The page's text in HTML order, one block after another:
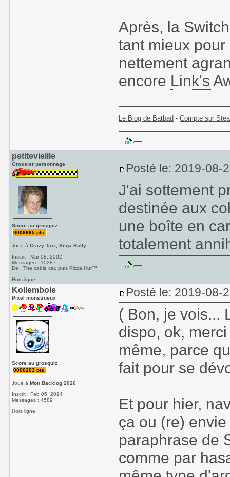
Après, la
tant mieux
nettement
encore Link's
Le Blog de Batbad -Compte sur
petitevieille
Grossier personnage
Score au grosquiz
0008865 pts.
Joue àCrazy Taxi, Sega Rally
Inscrit : Mar 08, 2002
Messages : 10287
De : The cable car, puis Pizza Hut™.
Hors ligne
Posté le: 2019-08-
J'ai sottement
destinée aux
une boîte en
totalement
Kollembole
Pixel monstrueux
Score au grosquiz
0000203 pts.
Joue àMon Backlog 2026
Inscrit : Feb 05, 2014
Messages : 4589
Hors ligne
Posté le: 2019-08-
( Bon, je vois...
dispo, ok,
même, parce
fait pour se
Et pour hier,
ça ou (re)
paraphrase de
comme par